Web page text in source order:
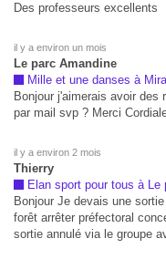
Des professeurs excellents
il y a environ un mois
Le parc Amandine
Mille et une danses à
Bonjour j'aimerais avoir
par mail svp ? Merci
il y a environ 2 mois
Thierry
Elan sport pour tous à Le
Bonjour Je devais une
forêt arrêter préfectoral
sortie annulé via le groupe